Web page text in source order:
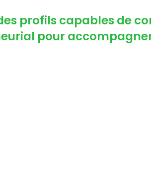
profils capables de
pour